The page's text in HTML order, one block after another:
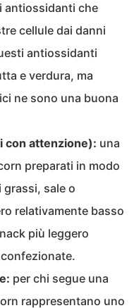
antiossidanti che
cellule dai danni
antiossidanti
e verdura, ma
ne sono una buona
con attenzione): una
preparati in modo
grassi, sale o
relativamente basso
più leggero
per chi segue una
rappresentano uno